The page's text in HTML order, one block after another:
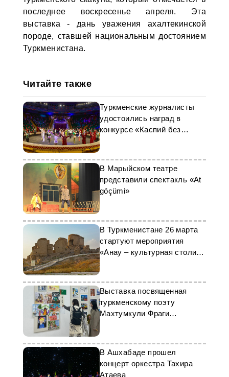
последнее воскресенье апреля. Эта
выставка - дань уважения ахалтекинской
породе, ставшей национальным достоянием
Туркменистана.
Читайте также
Туркменские журналисты
удостоились наград в
конкурсе «Каспий без
границ»
В Марыйском театре
представили спектакль «At
göçümi»
В Туркменистане 26 марта
стартуют мероприятия
«Анау – культурная столица
тюркского мира»
Выставка посвященная
туркменскому поэту
Махтумкули Фраги
состоялась в Токио
В Ашхабаде прошел
концерт оркестра Тахира
Атаева